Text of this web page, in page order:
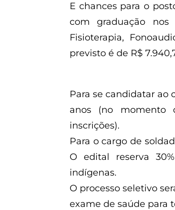
E chances para o
com graduação nos
Fisioterapia,
previsto é de R$
Para se candidatar ao
anos (no momento
inscrições).
Para o cargo de
O edital reserva
indígenas.
O processo seletivo
exame de saúde para